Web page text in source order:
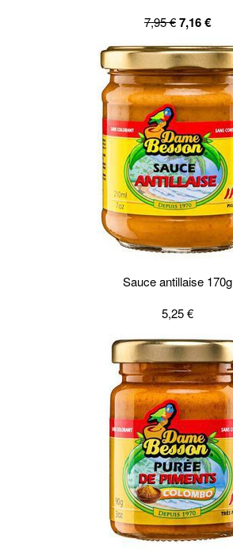
7,95 €7,16 €
Sauce antillaise 170g
5,25 €